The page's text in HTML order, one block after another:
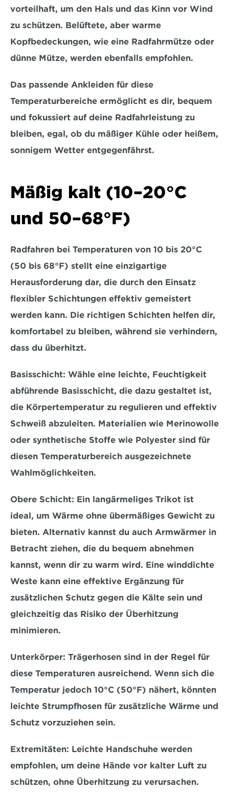
vorteilhaft, um den Hals und das Kinn vor Wind
zu schützen. Belüftete, aber warme
Kopfbedeckungen, wie eine Radfahrmütze oder
dünne Mütze, werden ebenfalls empfohlen.
Das passende Ankleiden für diese
Temperaturbereiche ermöglicht es dir, bequem
und fokussiert auf deine Radfahrleistung zu
bleiben, egal, ob du mäßiger Kühle oder heißem,
sonnigem Wetter entgegenfährst.
Mäßig kalt (10–20°C
und 50–68°F)
Radfahren bei Temperaturen von 10 bis 20°C
(50 bis 68°F) stellt eine einzigartige
Herausforderung dar, die durch den Einsatz
flexibler Schichtungen effektiv gemeistert
werden kann. Die richtigen Schichten helfen dir,
komfortabel zu bleiben, während sie verhindern,
dass du überhitzt.
Basisschicht: Wähle eine leichte, Feuchtigkeit
die Körpertemperatur zu regulieren und effektiv
Schweiß abzuleiten. Materialien wie Merinowolle
oder synthetische Stoffe wie Polyester sind für
diesen Temperaturbereich ausgezeichnete
Wahlmöglichkeiten.
Obere Schicht: Ein langärmeliges Trikot ist
ideal, um Wärme ohne übermäßiges Gewicht zu
bieten. Alternativ kannst du auch Armwärmer in
Betracht ziehen, die du bequem abnehmen
kannst, wenn dir zu warm wird. Eine winddichte
Weste kann eine effektive Ergänzung für
zusätzlichen Schutz gegen die Kälte sein und
gleichzeitig das Risiko der Überhitzung
minimieren.
Unterkörper: Trägerhosen sind in der Regel für
diese Temperaturen ausreichend. Wenn sich die
leichte Strumpfhosen für zusätzliche Wärme und
Schutz vorzuziehen sein.
Extremitäten: Leichte Handschuhe werden
empfohlen, um deine Hände vor kalter Luft zu
schützen, ohne Überhitzung zu verursachen.